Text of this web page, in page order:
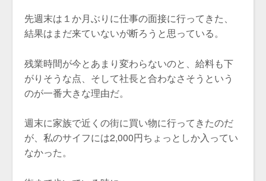
先週末は１か月ぶりに仕事の面接に行ってきた、
結果はまだ来ていないが断ろうと思っている。
残業時間が今とあまり変わらないのと、給料も下
がりそうな点、そして社長と合わなさそうという
のが一番大きな理由だ。
週末に家族で近くの街に買い物に行ってきたのだ
が、私のサイフには2,000円ちょっとしか入ってい
なかった。